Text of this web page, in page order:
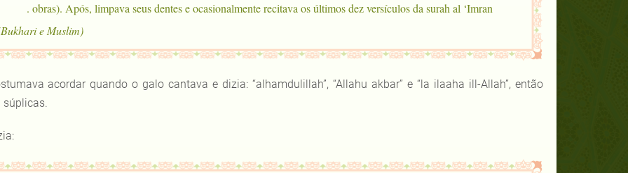
obras). Após, limpava seus dentes e ocasionalmente recitava os últimos dez versículos da surah al ‘Imran .
(Bukhari e Muslim)
acordar quando o galo cantava e dizia: “alhamdulillah”, “Allahu akbar” e “la ilaaha ill-Allah”, então
súplicas.